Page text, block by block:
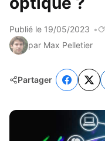
Publié le 19/05/2023
par Max Pelletier
Partager